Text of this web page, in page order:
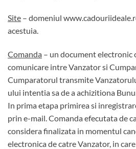
Site – domeniul
acestuia.
Comanda – un document electronic
comunicare intre Vanzator si
Cumparatorul transmite
ului intentia sa de a achizitiona
In prima etapa primirea si
prin e-mail. Comanda efecutata de
considera finalizata in momentul
electronica de catre Vanzator, in